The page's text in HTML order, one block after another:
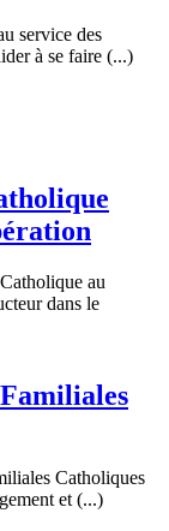
service des
à se faire (...)
au
dans le
Catholiques
et (...)